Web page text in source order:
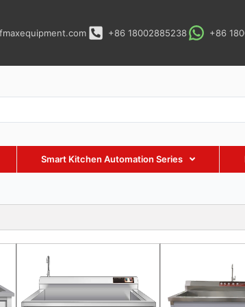
+86 18002885238 +86
Smart Kitchen Automation Series